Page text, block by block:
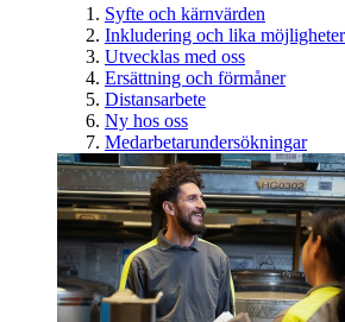
Syfte och kärnvärden
Inkludering och lika
Utvecklas med oss
Ersättning och förmåner
Distansarbete
Ny hos oss
Medarbetarundersökningar